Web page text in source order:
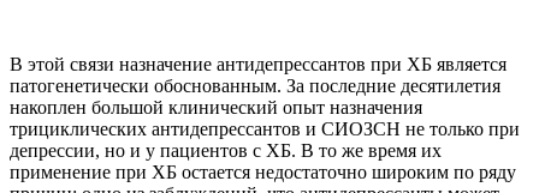
В этой связи назначение антидепрессантов при ХБ является
патогенетически обоснованным. За последние десятилетия
накоплен большой клинический опыт назначения
трициклических антидепрессантов и СИОЗСН не только при
депрессии, но и у пациентов с ХБ. В то же время их
применение при ХБ остается недостаточно широким по ряду